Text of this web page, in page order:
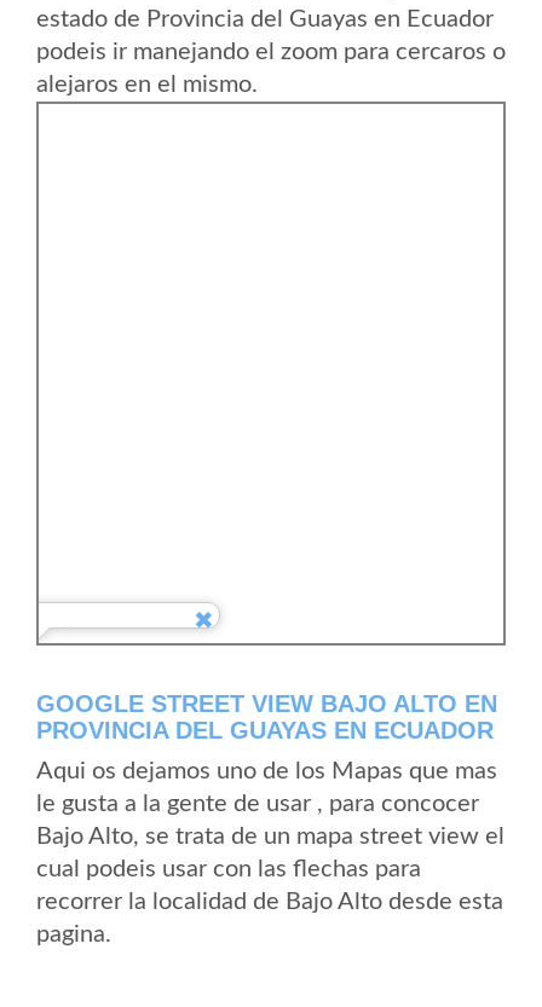
estado de Provincia del Guayas en Ecuador
podeis ir manejando el zoom para cercaros o
alejaros en el mismo.
GOOGLE STREET VIEW BAJO ALTO EN
PROVINCIA DEL GUAYAS EN ECUADOR
Aqui os dejamos uno de los Mapas que mas
le gusta a la gente de usar , para concocer
Bajo Alto, se trata de un mapa street view el
cual podeis usar con las flechas para
recorrer la localidad de Bajo Alto desde esta
pagina.